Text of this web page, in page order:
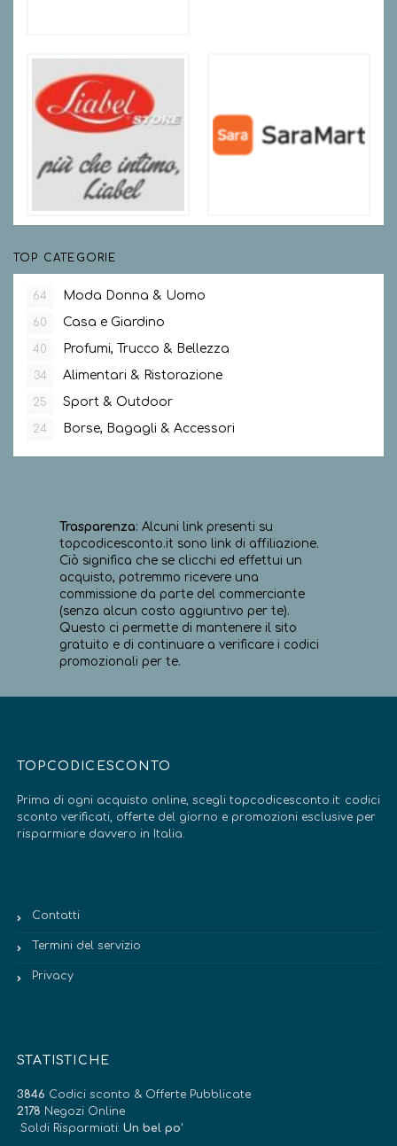
TOP CATEGORIE
64 Moda Donna & Uomo
60 Casa e Giardino
40 Profumi, Trucco & Bellezza
34 Alimentari & Ristorazione
25 Sport & Outdoor
24 Borse, Bagagli & Accessori
Trasparenza: Alcuni link presenti su
topcodicesconto.it sono link di affiliazione.
Ciò significa che se clicchi ed effettui un
acquisto, potremmo ricevere una
commissione da parte del commerciante
(senza alcun costo aggiuntivo per te).
Questo ci permette di mantenere il sito
gratuito e di continuare a verificare i codici
promozionali per te.
TOPCODICESCONTO
Prima di ogni acquisto online, scegli topcodicesconto.it: codici
sconto verificati, offerte del giorno e promozioni esclusive per
risparmiare davvero in Italia.
Contatti
Termini del servizio
Privacy
STATISTICHE
3846 Codici sconto & Offerte Pubblicate
2178 Negozi Online
Soldi Risparmiati: Un bel po’